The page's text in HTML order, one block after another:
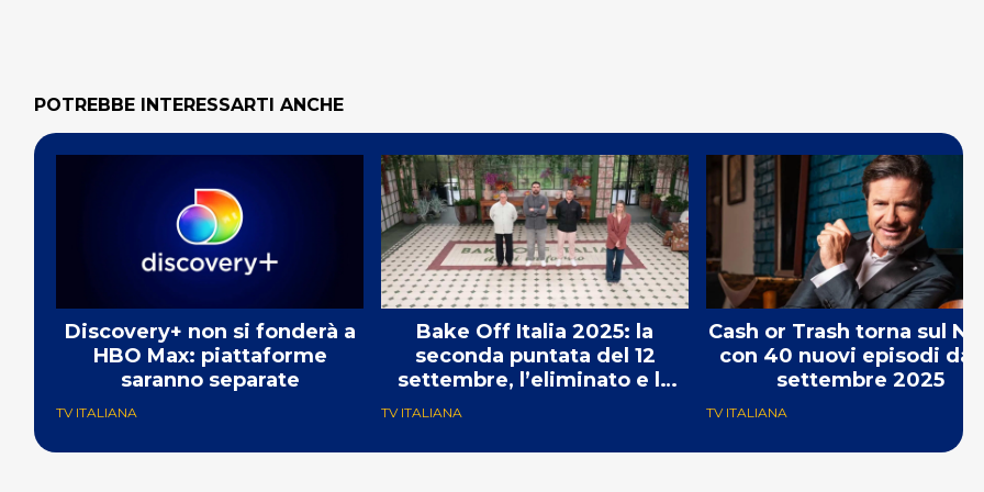
POTREBBE INTERESSARTI ANCHE
Discovery+ non si fonderà a
HBO Max: piattaforme
saranno separate
TV ITALIANA
Bake Off Italia 2025: la
seconda puntata del 12
settembre, l’eliminato e le
TV ITALIANA
Cash or Trash torna sul
con 40 nuovi episodi
settembre 2025
TV ITALIANA